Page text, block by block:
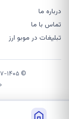
درباره ما
تماس با ما
تبلیغات در موبو ارز
© ۱۳۹۷-۱۴۰۵ موبو ارز — تمامی حقوق محفوظ است